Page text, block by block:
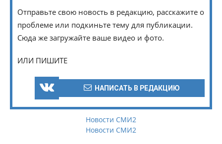
Отправьте свою новость в редакцию, расскажите о
проблеме или подкиньте тему для публикации.
Сюда же загружайте ваше видео и фото.
ИЛИ ПИШИТЕ
НАПИСАТЬ В РЕДАКЦИЮ
Новости СМИ2
Новости СМИ2